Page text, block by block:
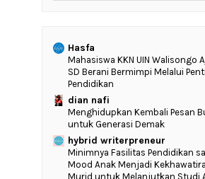
Hasfa
Mahasiswa KKN UIN Walisongo
SD Berani Bermimpi Melalui
Pendidikan
dian nafi
Menghidupkan Kembali Pesan
untuk Generasi Demak
hybrid writerpreneur
‎Minimnya Fasilitas Pendidikan
Mood Anak Menjadi
Murid untuk Melanjutkan Studi